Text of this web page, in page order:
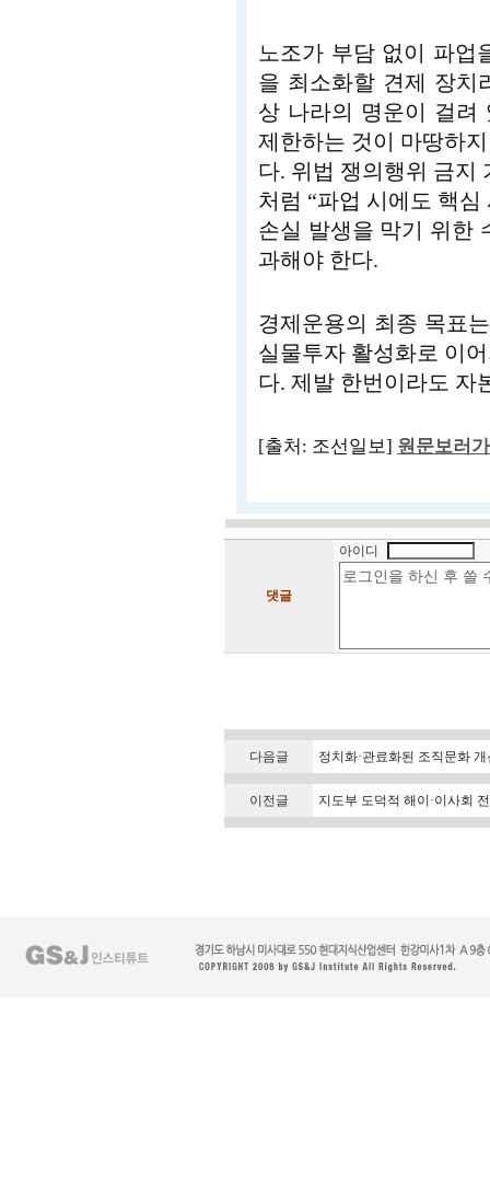
노조가 부담 없이 파업
을 최소화할 견제 장치
상 나라의 명운이 걸려
제한하는 것이 마땅하
다. 위법 쟁의행위 금지
처럼 “파업 시에도 핵
손실 발생을 막기 위한
과해야 한다.
경제운용의 최종 목표
실물투자 활성화로 이
다. 제발 한번이라도 자
[출처: 조선일보] 원문보러
댓글
아이디
다음글 정치화·관료화된 조직문화
이전글 지도부 도덕적 해이·이사회